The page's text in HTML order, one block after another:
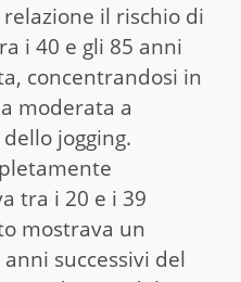
il rischio di
i 40 e gli 85 anni
concentrandosi in
moderata a
jogging.
tra i 20 e i 39
mostrava un
successivi del